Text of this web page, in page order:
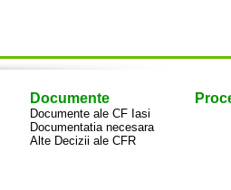
Documente
Documente ale CF Iasi
Documentatia necesara
Alte Decizii ale CFR